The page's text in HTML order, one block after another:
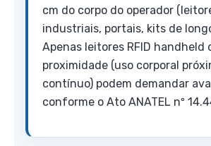
cm do corpo do operador
industriais, portais, kits de
Apenas leitores RFID handheld
proximidade (uso corporal
contínuo) podem demandar
conforme o Ato ANATEL nº